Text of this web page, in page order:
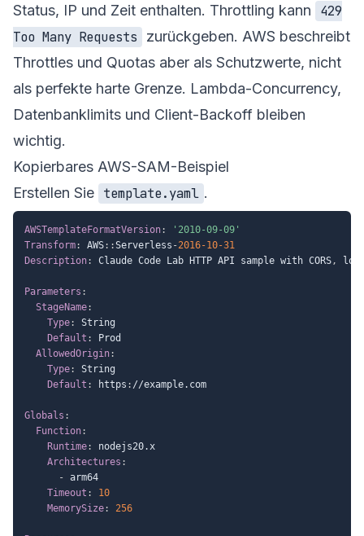
Status, IP und Zeit enthalten. Throttling kann
429
Too Many Requests
zurückgeben. AWS beschreibt
Throttles und Quotas aber als Schutzwerte, nicht
als perfekte harte Grenze. Lambda-Concurrency,
Datenbanklimits und Client-Backoff bleiben
wichtig.
Kopierbares AWS-SAM-Beispiel
Erstellen Sie template.yaml .
AWSTemplateFormatVersion:
'2010-09-09'
Transform: AWS: :Serverless -2016-10-31
Description: Claude Code Lab HTTP API sample with CORS,
Parameters :
StageName:
Type:
String
Default :
Prod
AllowedOrigin:
Type:
String
Default : https : //example.com
Globals :
Function:
Runtime:
nodejs20.x
Architectures :
- arm64
Timeout :
10
MemorySize: 256